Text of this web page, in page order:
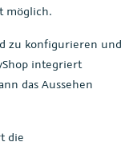
möglich.
zu konfigurieren und
integriert
das Aussehen
die